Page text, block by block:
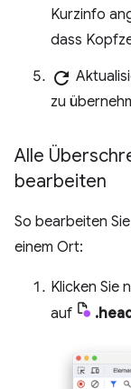
Kurzinfo
dass
refresh
zu
Alle
bearbeiten
So bearbeiten
einem Ort:
Klicken Sie
auf